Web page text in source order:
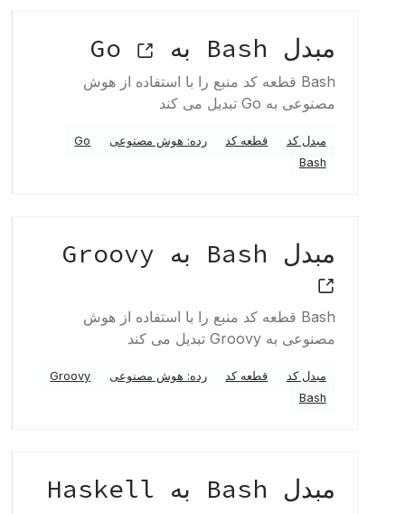
مبدل Bash به Go
Bash قطعه کد منبع را با استفاده از هوش
مصنوعی به Go تبدیل می کند
مبدل کد قطعه کد رده: هوش مصنوعی
Go
Bash
مبدل Bash به Groovy
Bash قطعه کد منبع را با استفاده از هوش
مصنوعی به Groovy تبدیل می کند
مبدل کد قطعه کد رده: هوش مصنوعی
Groovy
Bash
مبدل Bash به Haskell